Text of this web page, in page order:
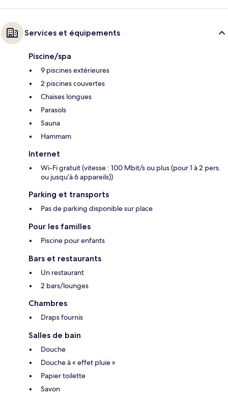
Services et équipements
Piscine/spa
9 piscines extérieures
2 piscines couvertes
Chaises longues
Parasols
Sauna
Hammam
Internet
Wi-Fi gratuit (vitesse : 100 Mbit/s ou plus (pour 1 à 2 pers.
ou jusqu’à 6 appareils))
Parking et transports
Pas de parking disponible sur place
Pour les familles
Piscine pour enfants
Bars et restaurants
Un restaurant
2 bars/lounges
Chambres
Draps fournis
Salles de bain
Douche
Douche à « effet pluie »
Papier toilette
Savon